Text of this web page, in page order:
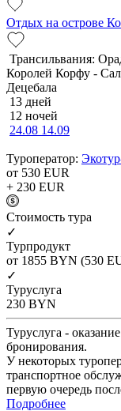
Отдых на острове
Трансильвания:
Королей Корфу -
Децебала
13 дней
12 ночей
24.08 14.09
Туроператор:
от 530 EUR
+ 230 EUR
Cтоимость тура
✓
Турпродукт
от 1855 BYN (530
✓
Туруслуга
230 BYN
Туруслуга -
бронирования.
У некоторых
транспортное
первую очередь
Подробнее